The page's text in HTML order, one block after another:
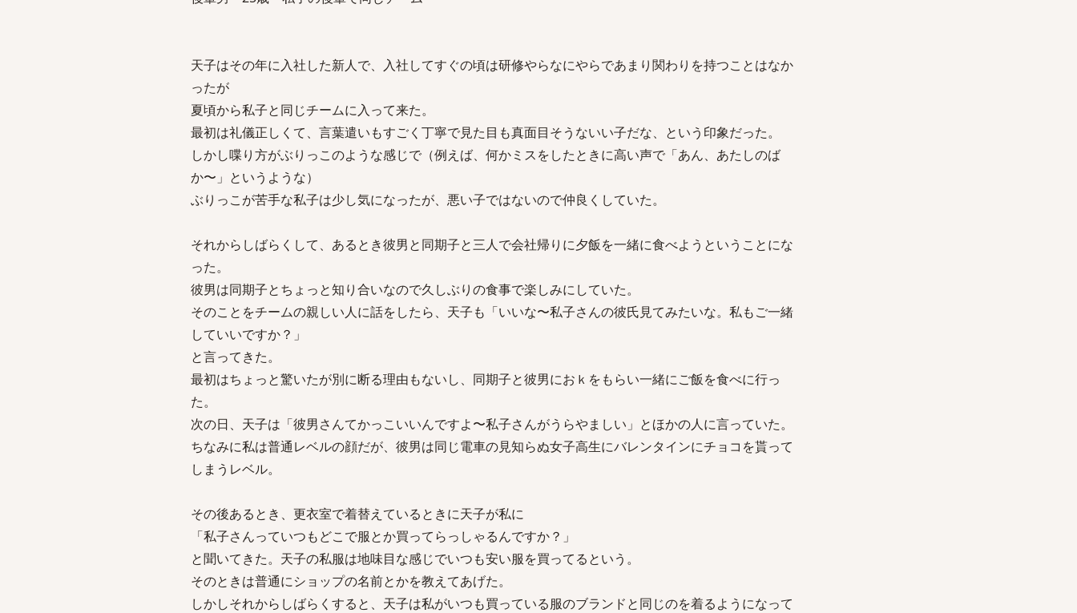
天子はその年に入社した新人で、入社してすぐの頃は研修やらなにやらであまり関わりを持つことはなか
ったが
夏頃から私子と同じチームに入って来た。
最初は礼儀正しくて、言葉遣いもすごく丁寧で見た目も真面目そうないい子だな、という印象だった。
しかし喋り方がぶりっこのような感じで（例えば、何かミスをしたときに高い声で「あん、あたしのば
か〜」というような）
ぶりっこが苦手な私子は少し気になったが、悪い子ではないので仲良くしていた。
それからしばらくして、あるとき彼男と同期子と三人で会社帰りに夕飯を一緒に食べようということにな
った。
彼男は同期子とちょっと知り合いなので久しぶりの食事で楽しみにしていた。
そのことをチームの親しい人に話をしたら、天子も「いいな〜私子さんの彼氏見てみたいな。私もご一緒
していいですか？」
と言ってきた。
最初はちょっと驚いたが別に断る理由もないし、同期子と彼男におｋをもらい一緒にご飯を食べに行っ
た。
次の日、天子は「彼男さんてかっこいいんですよ〜私子さんがうらやましい」とほかの人に言っていた。
ちなみに私は普通レベルの顔だが、彼男は同じ電車の見知らぬ女子高生にバレンタインにチョコを貰って
しまうレベル。
その後あるとき、更衣室で着替えているときに天子が私に
「私子さんっていつもどこで服とか買ってらっしゃるんですか？」
と聞いてきた。天子の私服は地味目な感じでいつも安い服を買ってるという。
そのときは普通にショップの名前とかを教えてあげた。
しかしそれからしばらくすると、天子は私がいつも買っている服のブランドと同じのを着るようになって